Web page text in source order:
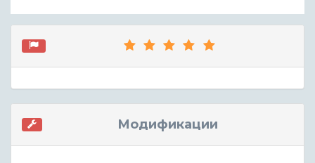
Модификации